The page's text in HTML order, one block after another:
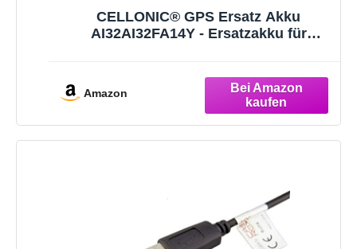
CELLONIC® GPS Ersatz Akku
AI32AI32FA14Y - Ersatzakku für
2539 LMT Navigationsgerät 1000mAh
Amazon